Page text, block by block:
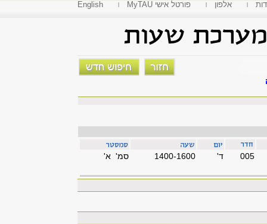
English MyTAU פורטל אישי אלפון
סמ' א' 1400-1600 'ד 005